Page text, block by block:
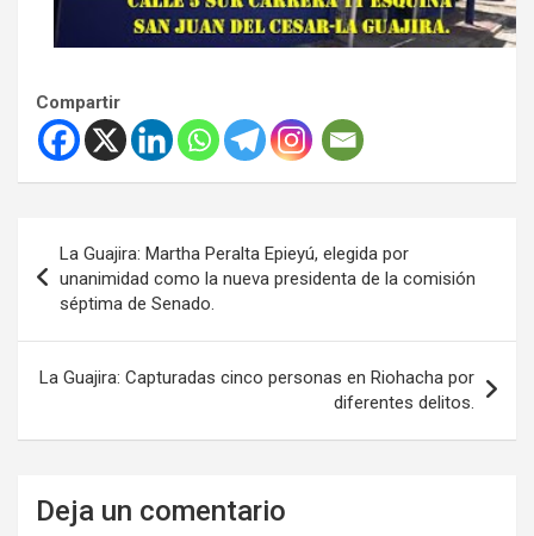
Compartir
de
entradas
La Guajira: Martha Peralta Epieyú, elegida por
unanimidad como la nueva presidenta de la comisión
séptima de Senado.
La Guajira: Capturadas cinco personas en Riohacha por
diferentes delitos.
Deja un comentario